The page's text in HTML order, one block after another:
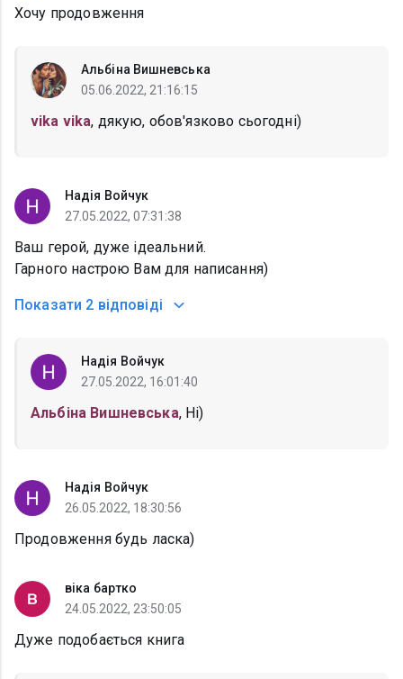
Хочу продовження
Альбіна Вишневська
05.06.2022, 21:16:15
vika vika, дякую, обов'язково сьогодні)
Надія Войчук
27.05.2022, 07:31:38
Ваш герой, дуже ідеальний.
Гарного настрою Вам для написання)
Показати 2 відповіді
Надія Войчук
27.05.2022, 16:01:40
Альбіна Вишневська, Ні)
Надія Войчук
26.05.2022, 18:30:56
Продовження будь ласка)
віка бартко
24.05.2022, 23:50:05
Дуже подобається книга